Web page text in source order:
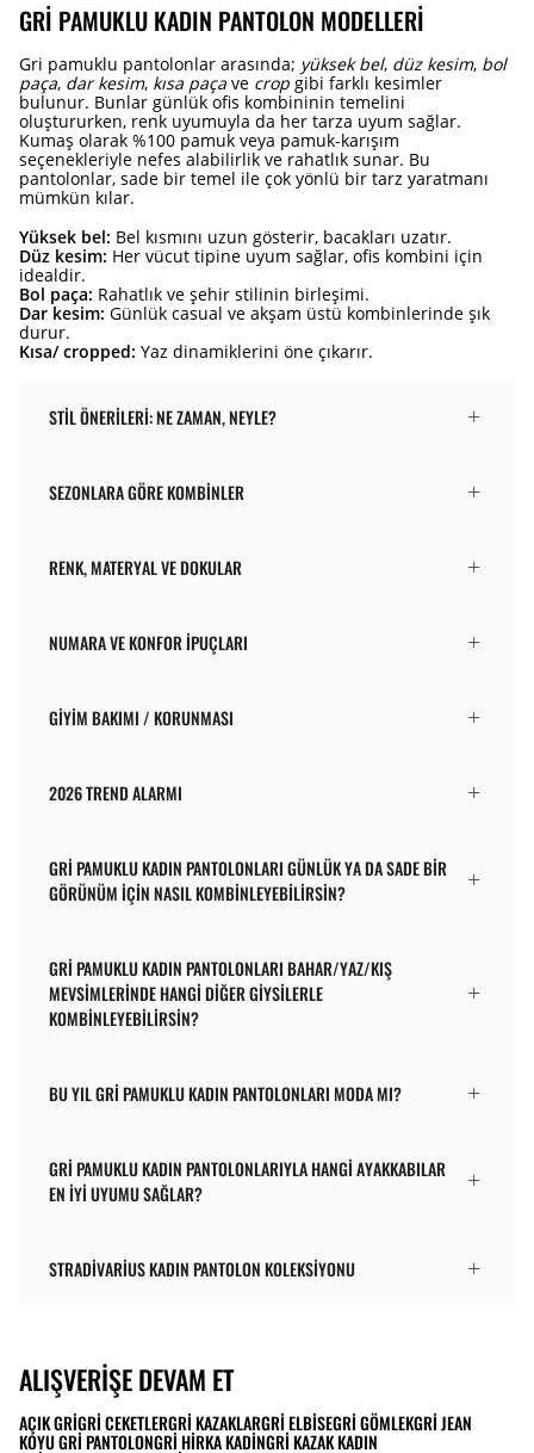
GRI PAMUKLU KADIN PANTOLON MODELLERI
Gri pamuklu pantolonlar arasında; yüksek bel, düz kesim, bol
paça, dar kesim, kısa paça ve crop gibi farklı kesimler
bulunur. Bunlar günlük ofis kombininin temelini
oluştururken, renk uyumuyla da her tarza uyum sağlar.
Kumaş olarak %100 pamuk veya pamuk-karışım
seçenekleriyle nefes alabilirlik ve rahatlık sunar. Bu
pantolonlar, sade bir temel ile çok yönlü bir tarz yaratmanı
mümkün kılar.
Yüksek bel: Bel kısmını uzun gösterir, bacakları uzatır.
Düz kesim: Her vücut tipine uyum sağlar, ofis kombini için
idealdir.
Bol paça: Rahatlık ve şehir stilinin birleşimi.
Dar kesim: Günlük casual ve akşam üstü kombinlerinde şık
durur.
Kısa/ cropped: Yaz dinamiklerini öne çıkarır.
STIL ÖNERILERI: NE ZAMAN, NEYLE?
SEZONLARA GÖRE KOMBINLER
RENK, MATERYAL VE DOKULAR
NUMARA VE KONFOR İPUÇLARI
GIYIM BAKIMI / KORUNMASI
2026 TREND ALARMI
GRI PAMUKLU KADIN PANTOLONLARI GÜNLÜK YA DA SADE BIR
GÖRÜNÜM IÇIN NASIL KOMBINLEYEBILIRSIN?
GRI PAMUKLU KADIN PANTOLONLARI BAHAR/YAZ/KIŞ
MEVSIMLERINDE HANGI DIĞER GIYSILERLE
KOMBINLEYEBILIRSIN?
BU YIL GRI PAMUKLU KADIN PANTOLONLARI MODA MI?
GRI PAMUKLU KADIN PANTOLONLARIYLA HANGI AYAKKABILAR
EN IYI UYUMU SAĞLAR?
STRADIVARIUS KADIN PANTOLON KOLEKSIYONU
ALIŞVERIŞE DEVAM ET
AÇIK GRIGRI CEKETLERGRI KAZAKLARGRI ELBISEGRI GÖMLEKGRI JEAN
KOYU GRI PANTOLONGRI HIRKA KADINGRI KAZAK KADIN